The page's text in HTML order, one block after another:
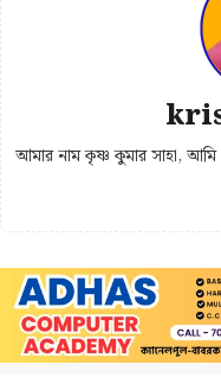
আমার নাম কৃষ্ণ কুমার সাহা,